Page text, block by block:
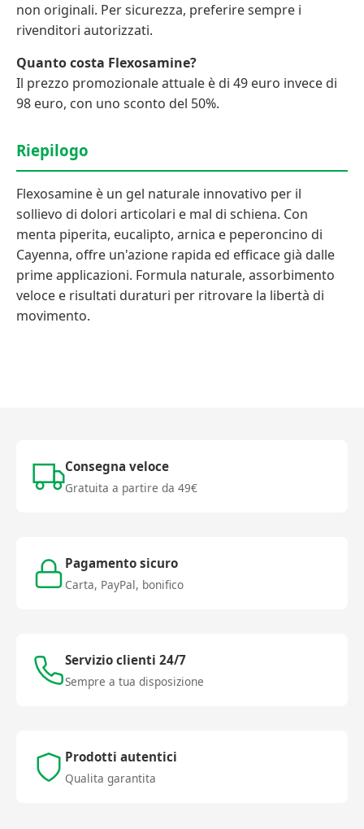
non originali. Per sicurezza, preferire sempre i
rivenditori autorizzati.
Quanto costa Flexosamine?
Il prezzo promozionale attuale è di 49 euro invece di
98 euro, con uno sconto del 50%.
Riepilogo
Flexosamine è un gel naturale innovativo per il
sollievo di dolori articolari e mal di schiena. Con
menta piperita, eucalipto, arnica e peperoncino di
Cayenna, offre un'azione rapida ed efficace già dalle
prime applicazioni. Formula naturale, assorbimento
veloce e risultati duraturi per ritrovare la libertà di
movimento.
Consegna veloce
Gratuita a partire da 49€
Pagamento sicuro
Carta, PayPal, bonifico
Servizio clienti 24/7
Sempre a tua disposizione
Prodotti autentici
Qualita garantita